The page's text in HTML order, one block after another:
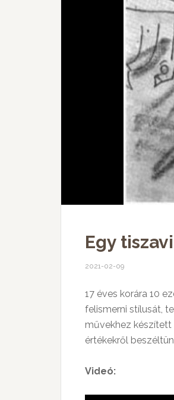
Egy
2021-02-09
17 éves korára 10
felismerni stílusát,
művekhez
értékekről
Videó: